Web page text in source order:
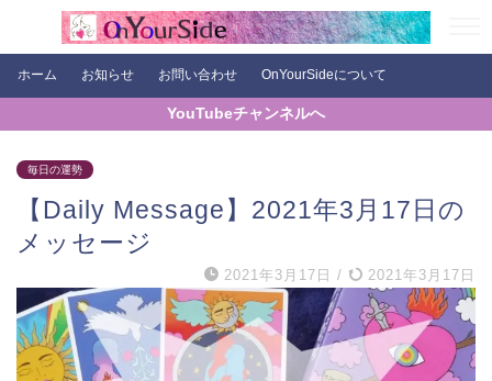
ホーム お知らせ お問い合わせ OnYourSideについて
YouTubeチャンネルへ
毎日の運勢
【Daily Message】2021年3月17日の
メッセージ
2021年3月17日 / 2021年3月17日